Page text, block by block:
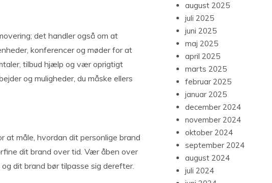
det handler også om at
konferencer og møder for at
tilbud hjælp og vær oprigtigt
og muligheder, du måske ellers
måle, hvordan dit personlige brand
dit brand over tid. Vær åben over
dit brand bør tilpasse sig derefter.
august 2025
juli 2025
juni 2025
maj 2025
april 2025
marts 2025
februar 2025
januar 2025
december 2024
november 2024
oktober 2024
september 2024
august 2024
juli 2024